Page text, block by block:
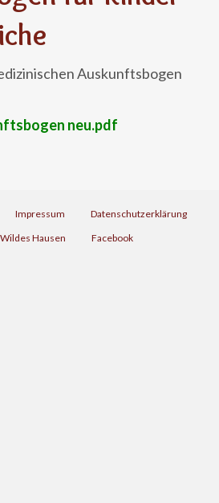
Auskunftsbogen
neu.pdf
Impressum
Datenschutzerklärung
Wildes Hausen Facebook